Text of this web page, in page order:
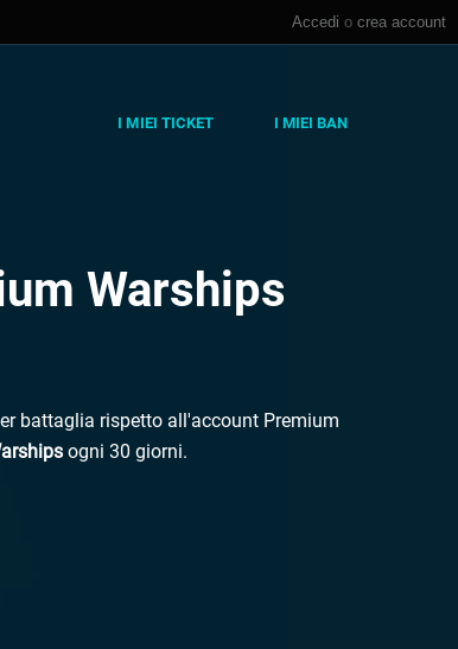
Accedi o crea account
I MIEI TICKET I MIEI BAN
Warships
battaglia rispetto all'account Premium
ogni 30 giorni.